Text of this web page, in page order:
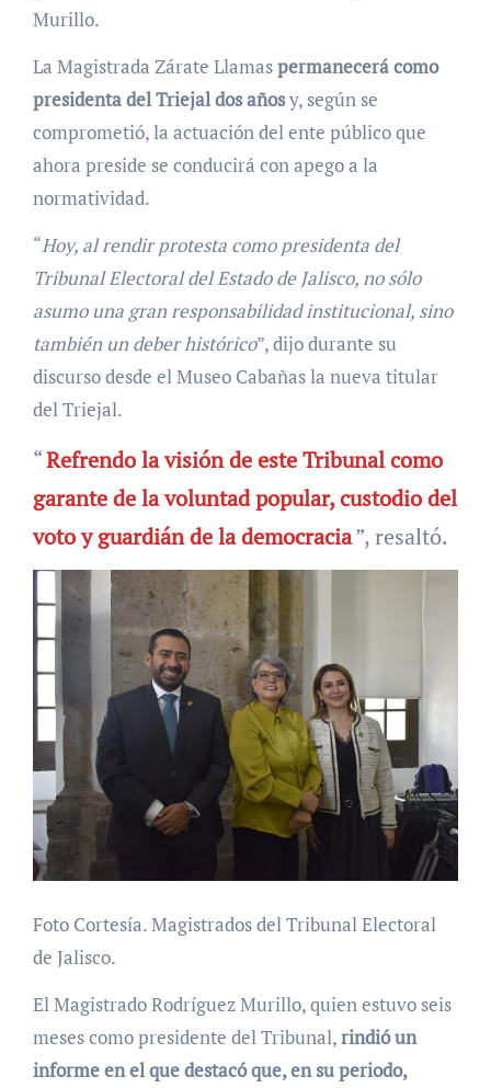
Murillo.
La Magistrada Zárate Llamaspermanecerá como
presidenta del Triejal dos añosy, según se
comprometió, la actuación del ente público que
ahora preside se conducirá con apego a la
normatividad.
“Hoy, al rendir protesta como presidenta del
Tribunal Electoral del Estado de Jalisco, no sólo
asumo una gran responsabilidad institucional, sino
también un deber histórico”, dijo durante su
discurso desde el Museo Cabañas la nueva titular
del Triejal.
“Refrendo la visión de este Tribunal como
garante de la voluntad popular, custodio del
voto y guardián de la democracia”, resaltó.
Foto Cortesía. Magistrados del Tribunal Electoral
de Jalisco.
El Magistrado Rodríguez Murillo, quien estuvo seis
meses como presidente del Tribunal,rindió un
informe en el que destacó que, en su periodo,